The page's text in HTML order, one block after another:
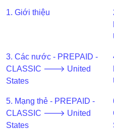
Generator
v2
BIN
CC
Generator
from
Banks
1. Giới thiệu
3. Các nước - PREPAID -
CLASSIC 🡒 United
States
5. Mạng thẻ - PREPAID -
CLASSIC 🡒 United
States